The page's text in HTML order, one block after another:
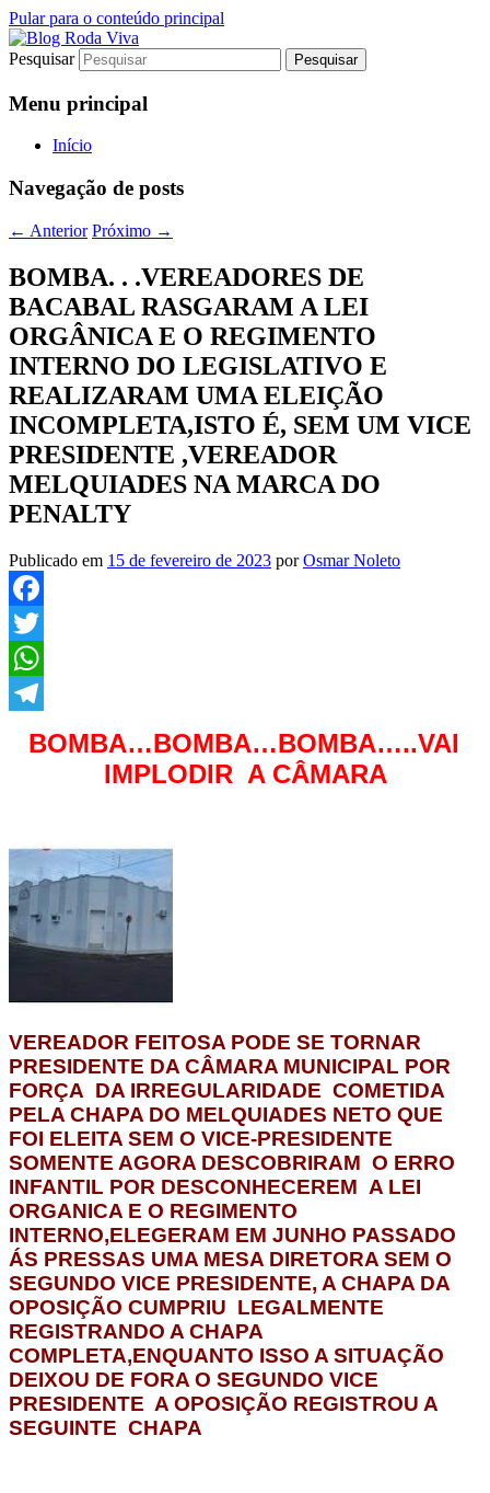
Pular para o conteúdo principal
Blog Roda Viva
Jornalismo sério comprometido com a
verdade
Pesquisar
Menu principal
Início
Navegação de posts
← Anterior Próximo →
BOMBA. . .VEREADORES DE
BACABAL RASGARAM A LEI
ORGÂNICA E O REGIMENTO
INTERNO DO LEGISLATIVO E
REALIZARAM UMA ELEIÇÃO
INCOMPLETA,ISTO É, SEM UM VICE
PRESIDENTE ,VEREADOR
MELQUIADES NA MARCA DO
PENALTY
Publicado em 15 de fevereiro de 2023 porOsmar Noleto
Facebook
Twitter
WhatsApp
BOMBA…BOMBA…BOMBA…..VAI
IMPLODIR A CÂMARA
VEREADOR FEITOSA PODE SE TORNAR
PRESIDENTE DA CÂMARA MUNICIPAL POR
FORÇA DA IRREGULARIDADE COMETIDA
PELA CHAPA DO MELQUIADES NETO QUE
FOI ELEITA SEM O VICE-PRESIDENTE
SOMENTE AGORA DESCOBRIRAM O ERRO
INFANTIL POR DESCONHECEREM A LEI
ORGANICA E O REGIMENTO
INTERNO,ELEGERAM EM JUNHO PASSADO
ÁS PRESSAS UMA MESA DIRETORA SEM O
SEGUNDO VICE PRESIDENTE, A CHAPA DA
OPOSIÇÃO CUMPRIU LEGALMENTE
REGISTRANDO A CHAPA
COMPLETA,ENQUANTO ISSO A SITUAÇÃO
DEIXOU DE FORA O SEGUNDO VICE
PRESIDENTE A OPOSIÇÃO REGISTROU A
SEGUINTE CHAPA